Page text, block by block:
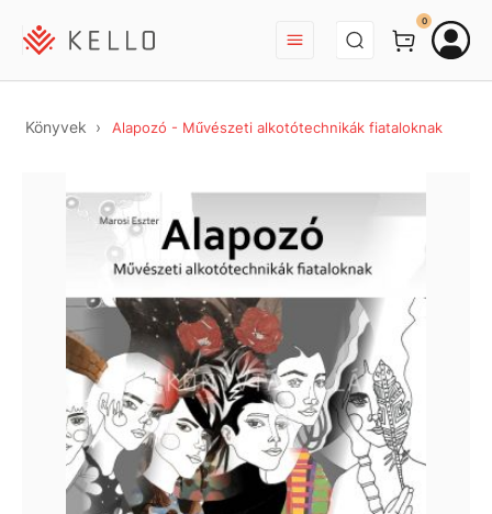
BEJELENTKEZÉS
0
Könyvek Alapozó - Művészeti alkotótechnikák fiataloknak